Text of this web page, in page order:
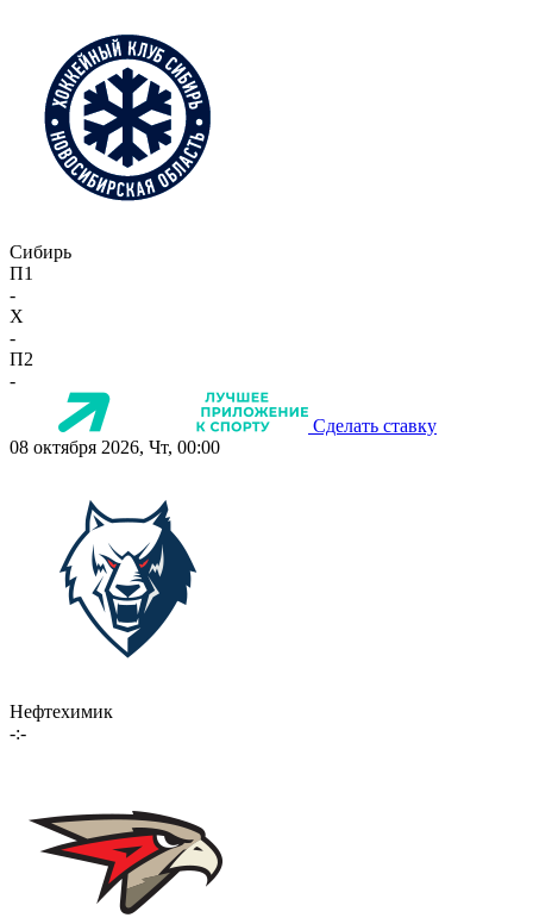
Сибирь
П1
-
X
-
П2
-
Сделать ставку
08 октября 2026, Чт, 00:00
Нефтехимик
-:-